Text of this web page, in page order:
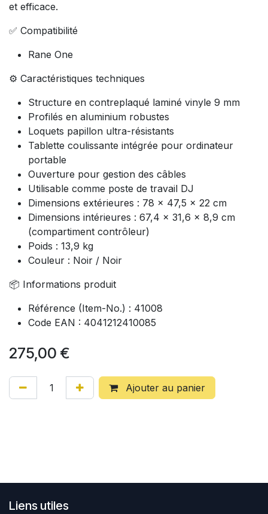
et efficace.
✅ Compatibilité
Rane One
⚙️ Caractéristiques techniques
Structure en contreplaqué laminé vinyle 9 mm
Profilés en aluminium robustes
Loquets papillon ultra-résistants
Tablette coulissante intégrée pour ordinateur
portable
Ouverture pour gestion des câbles
Utilisable comme poste de travail DJ
Dimensions extérieures : 78 x 47,5 x 22 cm
Dimensions intérieures : 67,4 x 31,6 x 8,9 cm
(compartiment contrôleur)
Poids : 13,9 kg
Couleur : Noir / Noir
📦 Informations produit
Référence (Item-No.) : 41008
Code EAN : 4041212410085
275,00 €
Ajouter au panier
Liens utiles